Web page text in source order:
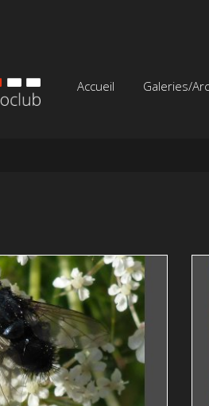
Accueil Galeries/